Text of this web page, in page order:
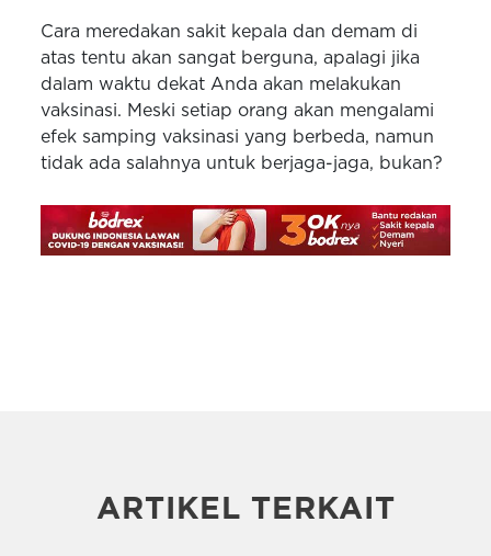
Cara meredakan sakit kepala dan demam di
atas tentu akan sangat berguna, apalagi jika
dalam waktu dekat Anda akan melakukan
vaksinasi. Meski setiap orang akan mengalami
efek samping vaksinasi yang berbeda, namun
tidak ada salahnya untuk berjaga-jaga, bukan?
ARTIKEL TERKAIT